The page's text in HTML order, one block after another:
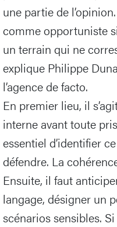
une partie de
comme opportuniste
un terrain qui ne
explique Philippe
l’agence de facto.
En premier lieu, il
interne avant toute
essentiel d’identifier
défendre. La
Ensuite, il faut
langage, désigner un
scénarios sensibles.